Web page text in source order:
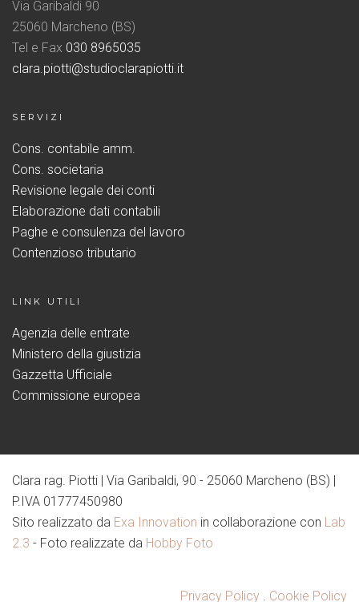
Via Garibaldi 90
25060 Marcheno (BS)
Tel e Fax 030 8965035
clara.piotti@studioclarapiotti.it
SERVIZI
Cons. contabile amm.
Cons. societaria
Revisione legale dei conti
Elaborazione dati contabili
Paghe e consulenza del lavoro
Contenzioso tributario
LINK UTILI
Agenzia delle entrate
Ministero della giustizia
Gazzetta Ufficiale
Commissione europea
Clara rag. Piotti | Via Garibaldi, 90 - 25060 Marcheno (BS) |
P.IVA 01777450980
Sito realizzato da Exa Innovation in collaborazione con Lab
2.3 - Foto realizzate da Hobby Foto
Privacy Policy Cookie Policy